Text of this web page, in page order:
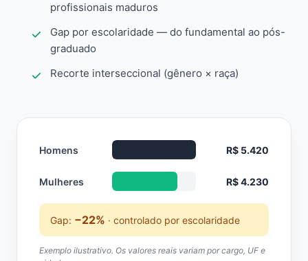
profissionais maduros
Gap por escolaridade — do fundamental ao pós-
graduado
Recorte interseccional (gênero × raça)
Homens R$ 5.420
Mulheres R$ 4.230
Gap: −22% · controlado por escolaridade
Exemplo ilustrativo. Os valores reais variam por cargo, UF e